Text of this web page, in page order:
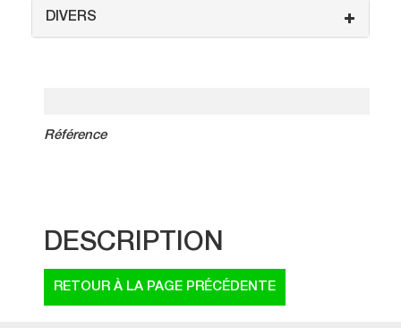
DIVERS
Référence
DESCRIPTION